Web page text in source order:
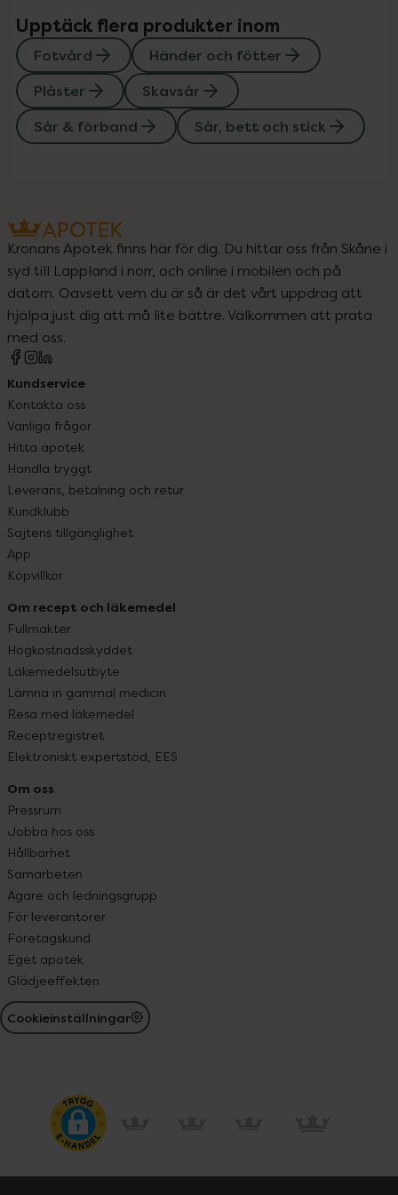
Upptäck flera produkter inom
Fotvård
Händer och fötter
Plåster
Skavsår
Sår & förband
Sår, bett och stick
Kronans Apotek finns här för dig. Du hittar oss från Skåne i
syd till Lappland i norr, och online i mobilen och på
datorn. Oavsett vem du är så är det vårt uppdrag att
hjälpa just dig att må lite bättre. Välkommen att prata
med oss.
Kundservice
Kontakta oss
Vanliga frågor
Hitta apotek
Handla tryggt
Leverans, betalning och retur
Kundklubb
Sajtens tillgänglighet
App
Köpvillkor
Om recept och läkemedel
Fullmakter
Högkostnadsskyddet
Läkemedelsutbyte
Lämna in gammal medicin
Resa med läkemedel
Receptregistret
Elektroniskt expertstöd, EES
Om oss
Pressrum
Jobba hos oss
Hållbarhet
Samarbeten
Ägare och ledningsgrupp
För leverantörer
Företagskund
Eget apotek
Glädjeeffekten
Cookieinställningar